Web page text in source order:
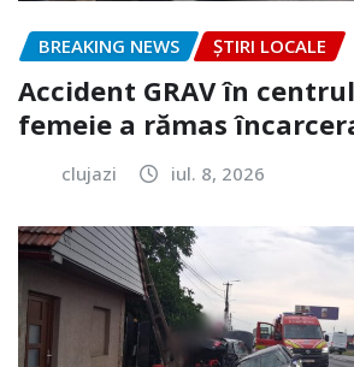
BREAKING NEWS ȘTIRI LOCALE
Accident GRAV în
femeie a rămas
clujazi iul. 8, 2026